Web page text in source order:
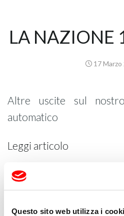
Questo sito web utilizza i
LA NAZIONE
17 Marzo
Altre uscite sul
automatico
Leggi articolo